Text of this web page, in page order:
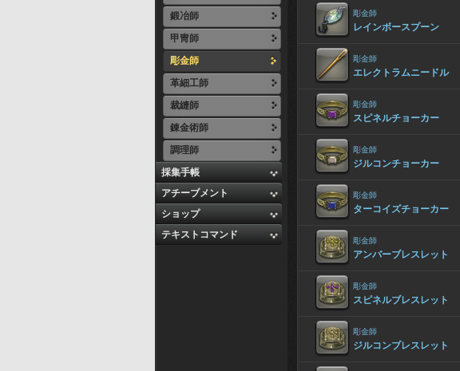
鍛冶師
甲冑師
彫金師
革細工師
裁縫師
錬金術師
調理師
採集手帳
アチーブメント
ショップ
テキストコマンド
彫金師
レインボースプーン
彫金師
エレクトラムニードル
彫金師
スピネルチョーカー
彫金師
ジルコンチョーカー
彫金師
ターコイズチョーカー
彫金師
アンバーブレスレット
彫金師
スピネルブレスレット
彫金師
ジルコンブレスレット